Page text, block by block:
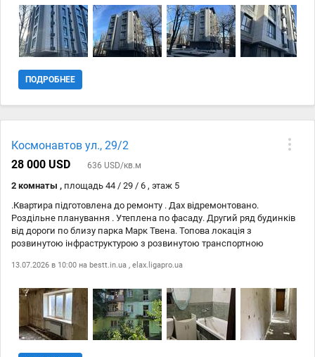
опаленні. Гарне планування, кімнати роздільні, простора кухня 14
метрів, роздільний санвузол, є місце для гардеробної. Стіни не
несучі, тому можна перепланувати. Великі вікна дають багато
сонячного світла, у квартирі дуже світло. Будинок всього 7 поверхів,
12-18 місяців без подорожчання. Також є розстрочка на 36 місяців
(3 роки) з невеликим подорожчанням. Але ремонт вже можна
ПОДРОБНЕЕ
Космонавтов ул., 29/2
28 000 USD
636 USD/кв.м
2 комнаты , площадь 44 / 29 / 6 , этаж 5
.Квартира підготовлена до ремонту . Дах відремонтовано.
Роздільне планування . Утеплена по фасаду. Другий ряд будинків
від дороги по близу парка Марк Твена. Топова локація з
розвинутою інфраструктурою з розвинутою транспортною
варіант для власного проживання.
13.07.2026 в 10:00 на bestt.in.ua , elax.ligapro.ua